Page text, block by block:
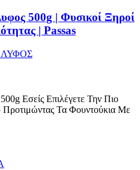
500g | Φυσικοί Ξηροί
| Passas
Εσείς Επιλέγετε Την Πιο
Τα Φουντούκια Με